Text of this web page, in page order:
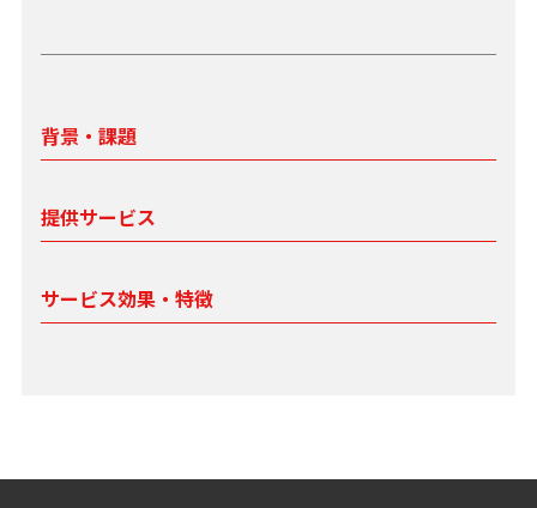
背景・課題
提供サービス
サービス効果・特徴